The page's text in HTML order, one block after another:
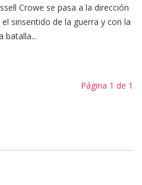
Crowe se pasa a la dirección
sinsentido de la guerra y con la
batalla...
Página 1 de 1